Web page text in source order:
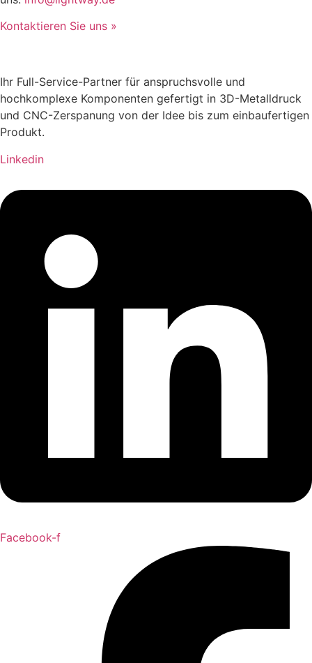
Kontaktieren Sie uns »
Ihr Full-Service-Partner für anspruchsvolle und
hochkomplexe Komponenten gefertigt in 3D-Metalldruck
und CNC-Zerspanung von der Idee bis zum einbaufertigen
Produkt.
Linkedin
Facebook-f